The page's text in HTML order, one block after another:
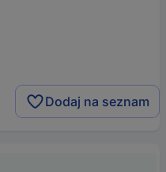
Dodaj na seznam